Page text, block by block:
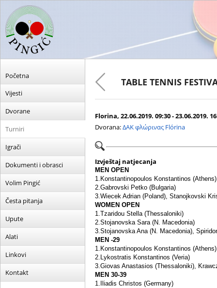
Početna
Vijesti
Dvorane
Turniri
Igrači
Dokumenti i obrasci
Volim Pingić
Česta pitanja
Upute
Alati
Linkovi
Kontakt
ТABLE TENNIS
Florina, 22.06.2019. 09:30 - 23.06.2019.
Dvorana:ΔΑΚ φλώρινας Flórina
Izvještaj natjecanja
MEN OPEN
1.Konstantinopoulos Konstantinos (Athens)
2.Gabrovski Petko (Bulgaria)
3.Wiecek Adrian (Poland), Stanojkovski
WOMEN OPEN
1.Tzaridou Stella (Thessaloniki)
2.Stojanovska Sara (N. Macedonia)
3.Stojanovska Ana (N. Macedonia),
MEN -29
1.Konstantinopoulos Konstantinos (Athens)
2.Lykostratis Konstantinos (Veria)
3.Giovas Anastasios (Thessaloniki),
MEN 30-39
1.Iliadis Christos (Germany)